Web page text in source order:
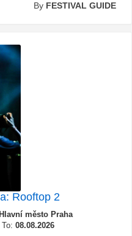
By FESTIVAL GUIDE
Rooftop 2
město Praha
To: 08.08.2026